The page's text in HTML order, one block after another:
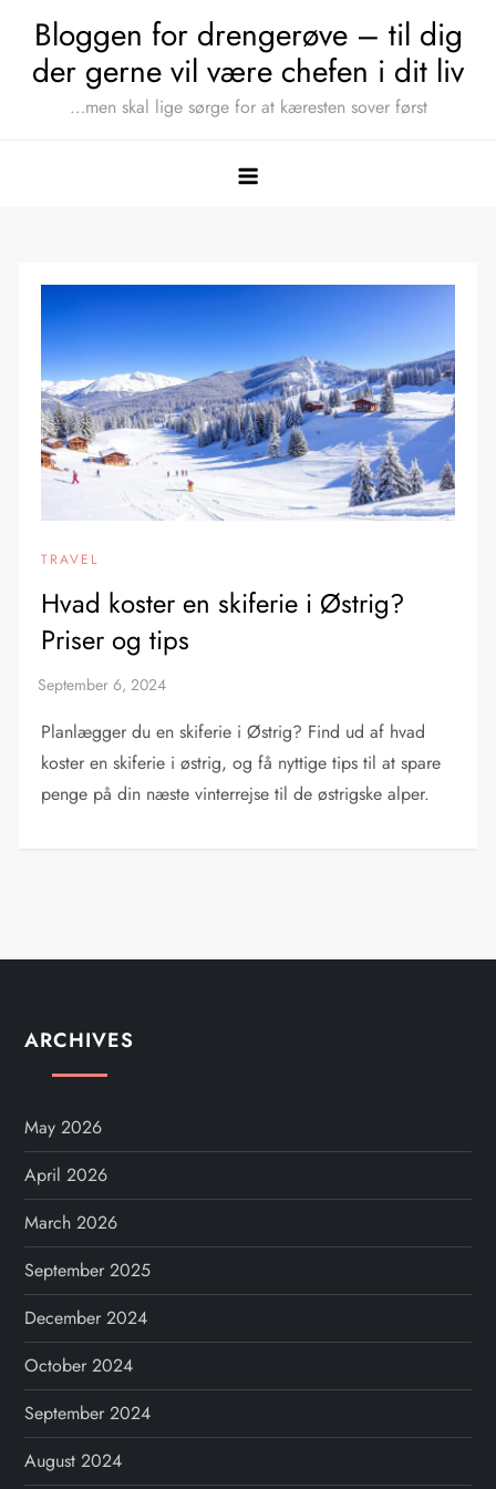
content
Bloggen for drengerøve – til dig
der gerne vil være chefen i dit liv
…men skal lige sørge for at kæresten sover først
TRAVEL
Hvad koster en skiferie i Østrig?
Priser og tips
Planlægger du en skiferie i Østrig? Find ud af hvad
koster en skiferie i østrig, og få nyttige tips til at spare
penge på din næste vinterrejse til de østrigske alper.
ARCHIVES
May 2026
April 2026
March 2026
September 2025
December 2024
October 2024
September 2024
August 2024